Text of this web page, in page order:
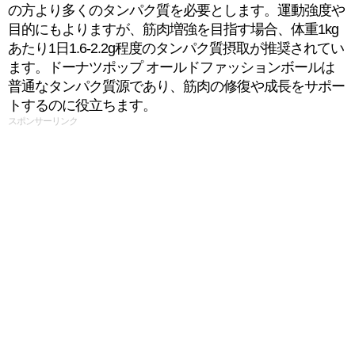
の方より多くのタンパク質を必要とします。運動強度や
目的にもよりますが、筋肉増強を目指す場合、体重1kg
あたり1日1.6-2.2g程度のタンパク質摂取が推奨されてい
ます。ドーナツポップ オールドファッションボールは
普通なタンパク質源であり、筋肉の修復や成長をサポー
トするのに役立ちます。
スポンサーリンク